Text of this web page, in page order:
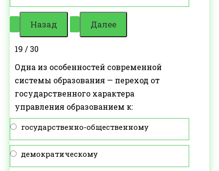
19 / 30
Одна из особенностей современной
системы образования — переход от
государственного характера
управления образованием к:
государственно-общественному
демократическому